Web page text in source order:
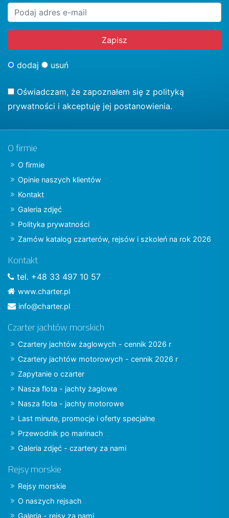
dodaj usuń
Oświadczam, że zapoznałem się z polityką
prywatności i akceptuję jej postanowienia.
O firmie
O firmie
Opinie naszych klientów
Kontakt
Galeria zdjęć
Polityka prywatności
Zamów katalog czarterów, rejsów i szkoleń na rok 2026
Kontakt
tel. +48 33 497 10 57
www.charter.pl
info@charter.pl
Czarter jachtów morskich
Czartery jachtów żaglowych - cennik 2026 r
Czartery jachtów motorowych - cennik 2026 r
Zapytanie o czarter
Nasza flota - jachty żaglowe
Nasza flota - jachty motorowe
Last minute, promocje i oferty specjalne
Przewodnik po marinach
Galeria zdjęć - czartery za nami
Rejsy morskie
Rejsy morskie
O naszych rejsach
Galeria - rejsy za nami